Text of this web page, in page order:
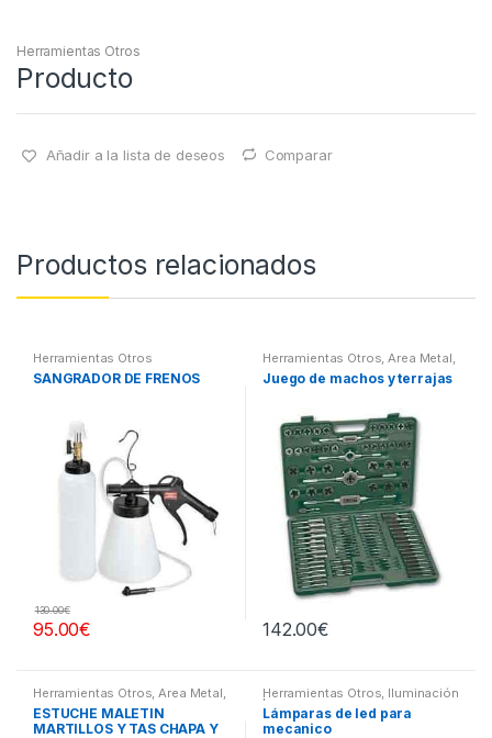
Herramientas Otros
Producto
Añadir a la lista de deseos Comparar
Productos relacionados
Herramientas Otros
SANGRADOR DE FRENOS
95.00€
130.00€
Herramientas Otros,Area Metal,
Roscas, Herramientas ,
Maletines Herramientas,
Juego de machos y terrajas
142.00€
Herramientas Otros,Area Metal,
Roscas, Herramientas
Pintura,Maletines Herramientas,
Extractores, Compresímetros,
ESTUCHE MALETIN
MARTILLOS Y TAS CHAPA Y
Herramientas Otros, Iluminación
| Linternas Led
Lámparas de led para
mecanico